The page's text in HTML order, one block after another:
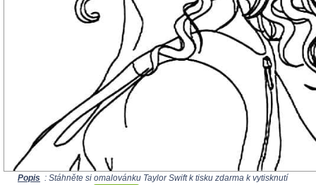
Popis : Stáhněte si omalovánku Taylor Swift k tisku zdarma k vytisknutí